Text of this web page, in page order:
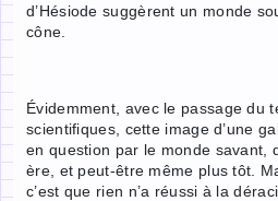
d’Hésiode suggèrent un monde
cône.
Évidemment, avec le passage du
scientifiques, cette image d’une
en question par le monde savant,
ère, et peut-être même plus tôt.
c’est que rien n’a réussi à la